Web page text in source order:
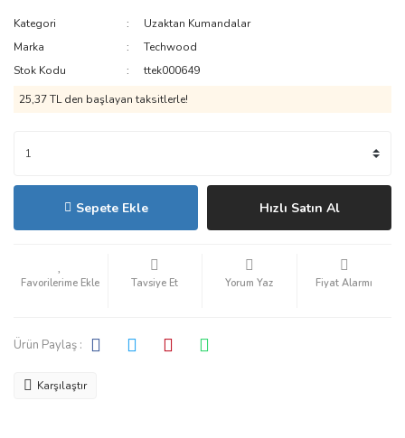
Kategori
Uzaktan Kumandalar
Marka
Techwood
Stok Kodu
ttek000649
25,37 TL den başlayan taksitlerle!
Sepete Ekle Hızlı Satın Al
Tavsiye Et Yorum Yaz Fiyat Alarmı
Ürün Paylaş :
Karşılaştır